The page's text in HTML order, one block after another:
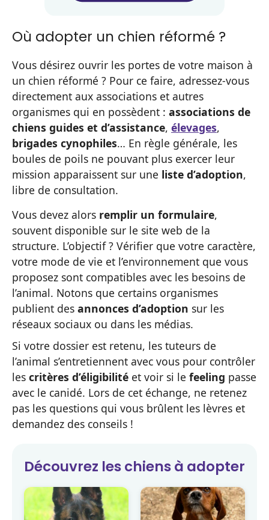
Où adopter un chien réformé ?
Vous désirez ouvrir les portes de votre maison à
un chien réformé ? Pour ce faire, adressez-vous
directement aux associations et autres
organismes qui en possèdent : associations de
chiens guides et d’assistance, élevages,
brigades cynophiles… En règle générale, les
boules de poils ne pouvant plus exercer leur
mission apparaissent sur une liste d’adoption,
libre de consultation.
Vous devez alors remplir un formulaire,
souvent disponible sur le site web de la
structure. L’objectif ? Vérifier que votre caractère,
votre mode de vie et l’environnement que vous
proposez sont compatibles avec les besoins de
l’animal. Notons que certains organismes
publient des annonces d’adoption sur les
réseaux sociaux ou dans les médias.
Si votre dossier est retenu, les tuteurs de
l’animal s’entretiennent avec vous pour contrôler
les critères d’éligibilité et voir si le feeling passe
avec le canidé. Lors de cet échange, ne retenez
pas les questions qui vous brûlent les lèvres et
demandez des conseils !
Découvrez leschiensà adopter